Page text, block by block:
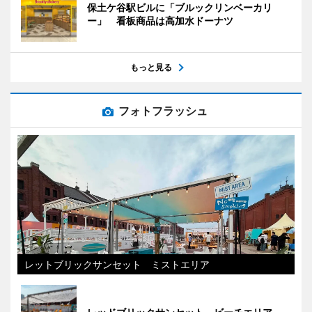
保土ケ谷駅ビルに「ブルックリンベーカリ
ー」 看板商品は高加水ドーナツ
もっと見る
フォトフラッシュ
レットブリックサンセット ミストエリア